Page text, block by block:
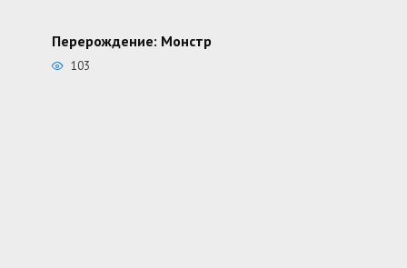
Перерождение: Монстр
103